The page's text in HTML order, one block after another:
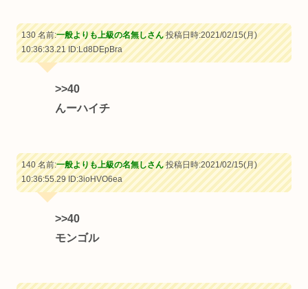
130 名前:一般よりも上級の名無しさん投稿日時:2021/02/15(月)
10:36:33.21ID:Ld8DEpBra
>>40
んーハイチ
140 名前:一般よりも上級の名無しさん投稿日時:2021/02/15(月)
10:36:55.29ID:3ioHVO6ea
>>40
モンゴル